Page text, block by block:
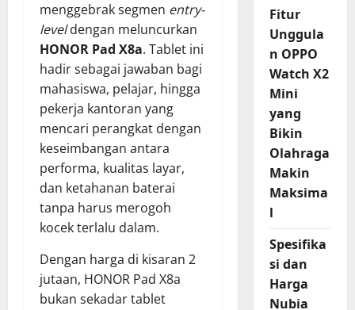
menggebrak segmen entry-
leveldengan meluncurkan
HONOR Pad X8a. Tablet ini
hadir sebagai jawaban bagi
mahasiswa, pelajar, hingga
pekerja kantoran yang
mencari perangkat dengan
keseimbangan antara
performa, kualitas layar,
dan ketahanan baterai
tanpa harus merogoh
kocek terlalu dalam.
Dengan harga di kisaran 2
jutaan, HONOR Pad X8a
bukan sekadar tablet
Fitur
Unggula
n OPPO
Watch X2
Mini
yang
Bikin
Olahraga
Makin
Maksima
l
Spesifika
si dan
Harga
Nubia